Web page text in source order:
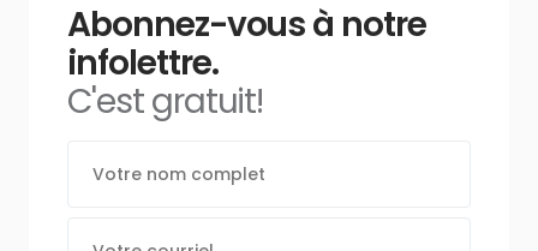
Abonnez-vous à notre
infolettre.
C'est gratuit!